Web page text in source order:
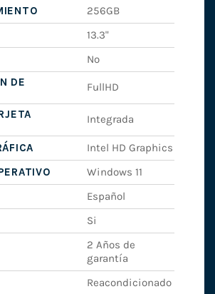
256GB
13.3"
No
DE
FullHD
Integrada
Intel HD Graphics
Windows 11
Español
Si
2 Años de
garantía
Reacondicionado